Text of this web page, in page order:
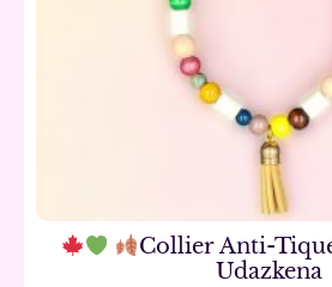
Collier Anti-
Udazkena